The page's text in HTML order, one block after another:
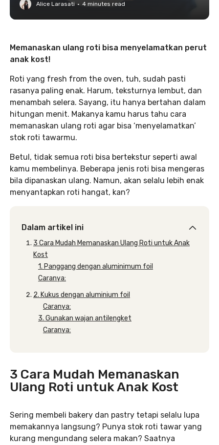
Alice Larasati · 4 minutes read
Memanaskan ulang roti bisa menyelamatkan perut
anak kost!
Roti yang fresh from the oven, tuh, sudah pasti
rasanya paling enak. Harum, teksturnya lembut, dan
menambah selera. Sayang, itu hanya bertahan dalam
hitungan menit. Makanya kamu harus tahu cara
memanaskan ulang roti agar bisa ‘menyelamatkan’
stok roti tawarmu.
Betul, tidak semua roti bisa bertekstur seperti awal
kamu membelinya. Beberapa jenis roti bisa mengeras
bila dipanaskan ulang. Namun, akan selalu lebih enak
menyantapkan roti hangat, kan?
Dalam artikel ini
3 Cara Mudah Memanaskan Ulang Roti untuk Anak
Kost
1. Panggang dengan aluminimum foil
Caranya:
2. Kukus dengan aluminium foil
Caranya:
3. Gunakan wajan antilengket
Caranya:
3 Cara Mudah Memanaskan
Ulang Roti untuk Anak Kost
Sering membeli bakery dan pastry tetapi selalu lupa
memakannya langsung? Punya stok roti tawar yang
kurang mengundang selera makan? Saatnya